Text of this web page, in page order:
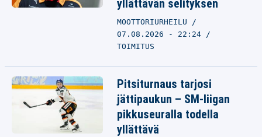
yllättävän selityksen
MOOTTORIURHEILU
07.08.2026 - 22:24
TOIMITUS
Pitsiturnaus tarjosi
jättipaukun – SM-liigan
pikkuseuralla todella
yllättävä